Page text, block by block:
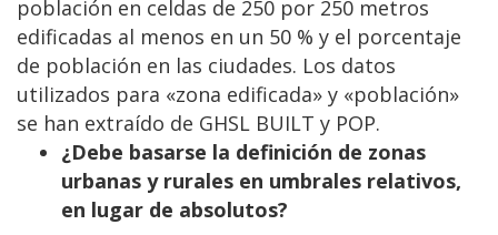
población en celdas de 250 por 250 metros
edificadas al menos en un 50 % y el porcentaje
de población en las ciudades. Los datos
utilizados para «zona edificada» y «población»
se han extraído de GHSL BUILT y POP.
¿Debe basarse la definición de zonas
urbanas y rurales en umbrales relativos,
en lugar de absolutos?